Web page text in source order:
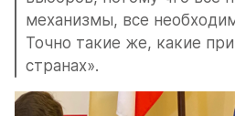
механизмы, все
Точно такие же, какие
странах».